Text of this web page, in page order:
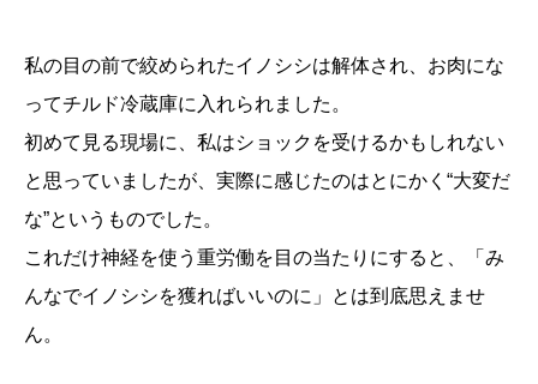
私の目の前で絞められたイノシシは解体され、お肉にな
ってチルド冷蔵庫に入れられました。
初めて見る現場に、私はショックを受けるかもしれない
と思っていましたが、実際に感じたのはとにかく“大変だ
な”というものでした。
これだけ神経を使う重労働を目の当たりにすると、「み
んなでイノシシを獲ればいいのに」とは到底思えませ
ん。